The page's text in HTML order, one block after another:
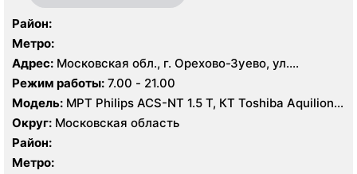
Район:
Метро:
Адрес: Московская обл., г. Орехово-Зуево, ул.
Володарского, 14
Режим работы: 7.00 - 21.00
Модель: МРТ Philips ACS-NT 1.5 Т, КТ Toshiba Aquilion
64 среза, УЗИ
Округ: Московская область
Район:
Метро: